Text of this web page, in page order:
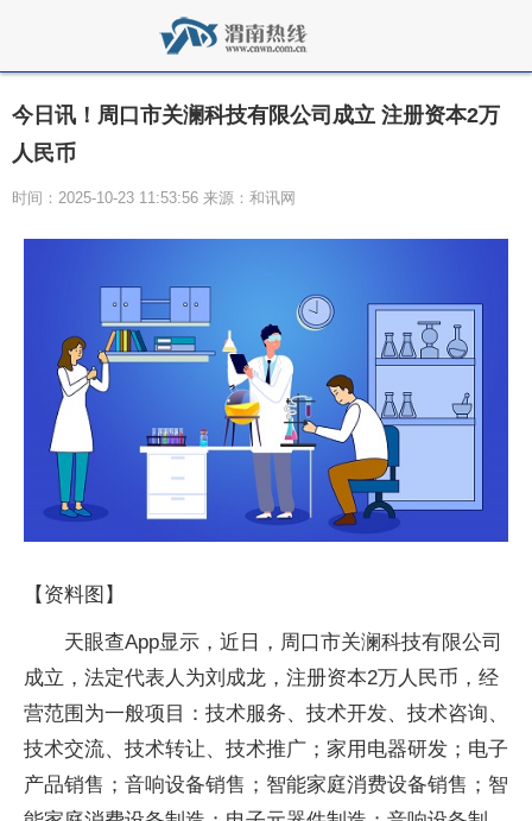
今日讯！周口市关澜科技有限公司成立 注册资本2万
人民币
时间：2025-10-23 11:53:56 来源：和讯网
【资料图】
天眼查App显示，近日，周口市关澜科技有限公司
成立，法定代表人为刘成龙，注册资本2万人民币，经
营范围为一般项目：技术服务、技术开发、技术咨询、
技术交流、技术转让、技术推广；家用电器研发；电子
产品销售；音响设备销售；智能家庭消费设备销售；智